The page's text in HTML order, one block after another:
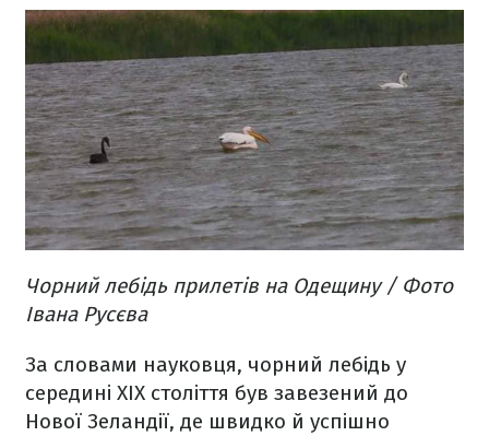
Чорний лебідь прилетів на Одещину / Фото
Івана Русєва
За словами науковця, чорний лебідь у
середині ХІХ століття був завезений до
Нової Зеландії, де швидко й успішно